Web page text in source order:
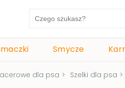
Smycze
dla psa > Szelki dla psa >